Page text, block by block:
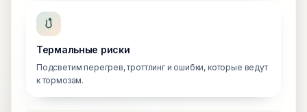
Термальные риски
Подсветим перегрев, троттлинг и ошибки, которые ведут
к тормозам.